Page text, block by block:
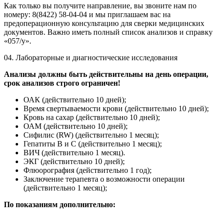
Как только вы получите направление, вы звоните нам по
номеру: 8(8422) 58-04-04 и мы приглашаем вас на
предоперационную консультацию для сверки медицинских
документов. Важно иметь полный список анализов и справку
«057/у».
04. Лабораторные и диагностические исследования
Анализы должны быть действительны на день операции,
срок анализов строго ограничен!
ОАК (действительно 10 дней);
Время свертываемости крови (действительно 10 дней);
Кровь на сахар (действительно 10 дней);
ОАМ (действительно 10 дней);
Сифилис (RW) (действительно 1 месяц);
Гепатиты В и С (действительно 1 месяц);
ВИЧ (действительно 1 месяц).
ЭКГ (действительно 10 дней);
Флюорография (действительно 1 год);
Заключение терапевта о возможности операции
(действительно 1 месяц);
По показаниям дополнительно: